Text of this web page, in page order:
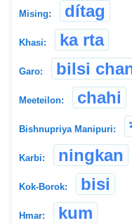
Mising: dítag
Khasi: ka rta
Garo: bilsi
Meeteilon: chahi
Bishnupriya Manipuri:
Karbi: ningkan
Kok-Borok: bisi
Hmar: kum